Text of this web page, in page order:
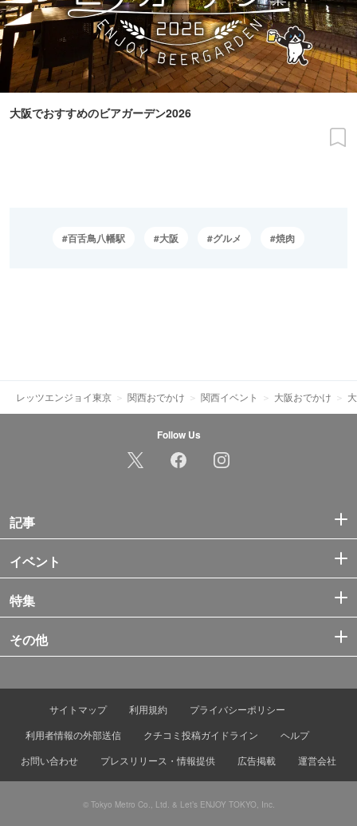
大阪でおすすめのビアガーデン2026
百舌鳥八幡駅 大阪 グルメ 焼肉
レッツエンジョイ東京 関西おでかけ 関西イベント 大阪おでかけ
Follow Us
記事
イベント
特集
その他
サイトマップ 利用規約
プライバシーポリシー
利用者情報の外部送信
クチコミ投稿ガイドライン
ヘルプ
お問い合わせ
プレスリリース・情報提供 広告掲載 運営会社
© Tokyo Metro Co., Ltd. & Let’s ENJOY TOKYO, Inc.